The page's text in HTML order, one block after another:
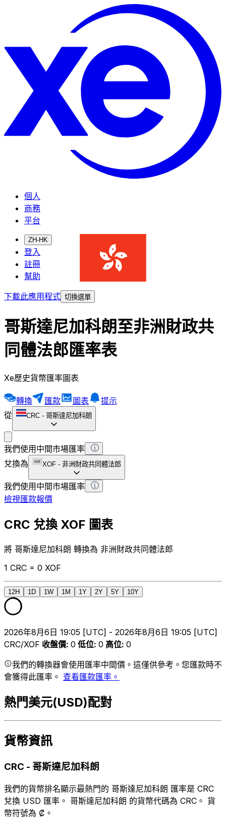
個人
商務
平台
ZH-HK
登入
註冊
幫助
下載此應用程式 切換選單
哥斯達尼加科朗至非洲財政共
同體法郎匯率表
Xe歷史貨幣匯率圖表
轉換 匯款 圖表
提示
從
CRC - 哥斯達尼加科朗
我們使用中間市場匯率
兌換為
XOF - 非洲財政共同體法郎
我們使用中間市場匯率
檢視匯款報價
CRC 兌換 XOF 圖表
將 哥斯達尼加科朗 轉換為 非洲財政共同體法郎
1 CRC = 0 XOF
12H 1D 1W 1M 1Y 2Y 5Y 10Y
2026年8月6日 19:05 [UTC] - 2026年8月6日 19:05 [UTC]
CRC/XOF 收盤價: 0 低位: 0 高位: 0
我們的轉換器會使用匯率中間價。這僅供參考。您匯款時不
會獲得此匯率。 查看匯款匯率。
熱門美元(USD)配對
貨幣資訊
CRC - 哥斯達尼加科朗
我們的貨幣排名顯示最熱門的 哥斯達尼加科朗 匯率是 CRC
兌換 USD 匯率。 哥斯達尼加科朗 的貨幣代碼為 CRC。 貨
幣符號為 ₡。